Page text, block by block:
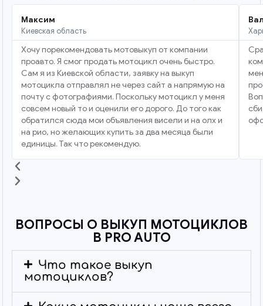
Максим
Киевская область
Хочу порекомендовать мотовыкуп от компании
проавто. Я смог продать мотоцикл очень быстро.
Сам я из Киевской области, заявку на выкуп
мотоцикла отправлял не через сайт а напрямую на
почту с фотографиями. Поскольку мотоцикл у меня
совсем новый то и оценили его дорого. До того как
обратился сюда мои объявления висели и на олх и
на рио, но желающих купить за два месяца были
единицы. Так что рекомендую.
ВОПРОСЫ О ВЫКУП МОТОЦИКЛОВ
В PRO AUTO
Что такое выкуп
мотоциклов?